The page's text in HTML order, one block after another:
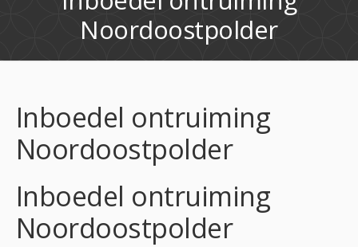
Noordoostpolder
Inboedel ontruiming
Noordoostpolder
Inboedel ontruiming
Noordoostpolder